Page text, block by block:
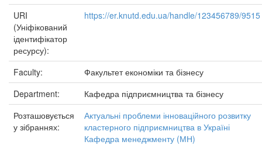
URI
(Уніфікований
ідентифікатор
ресурсу):
https://er.knutd.edu.ua/handle/123456789/9515
Faculty:
Факультет економіки та бізнесу
Department:
Кафедра підприємництва та бізнесу
Розташовується
у зібраннях:
Актуальні проблеми інноваційного розвитку
кластерного підприємництва в Україні
Кафедра менеджменту (МН)